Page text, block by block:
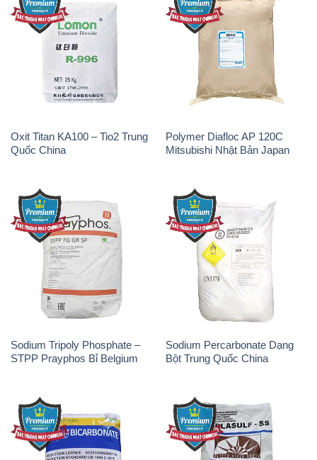
Oxit Titan KA100 – Tio2 Trung
Polymer Diafloc AP 120C
Mitsubishi Nhật Bản Japan
Sodium Tripoly Phosphate –
STPP Prayphos Bỉ Belgium
Sodium Percarbonate Dạng
Bột Trung Quốc China